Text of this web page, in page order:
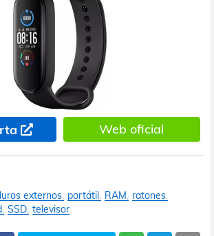
Web oficial
externos portátil RAM ratones
SSD televisor